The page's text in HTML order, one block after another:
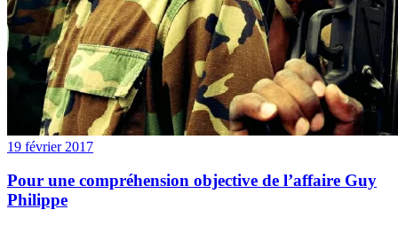
19 février 2017
Pour une compréhension objective de l’affaire Guy
Philippe